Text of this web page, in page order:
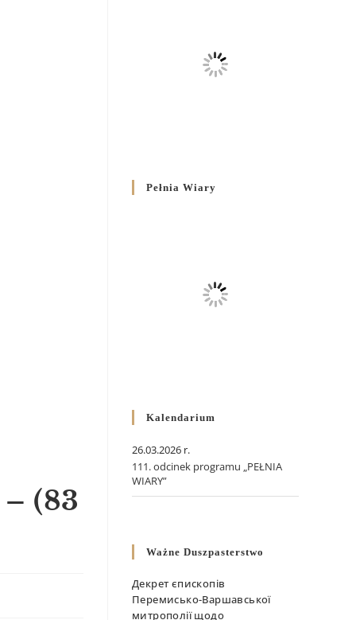
(83
Pełnia Wiary
Kalendarium
26.03.2026 r.
111. odcinek programu „PEŁNIA
WIARY”
Ważne Duszpasterstwo
Декрет єпископів
Перемисько-Варшавської
митрополії щодо